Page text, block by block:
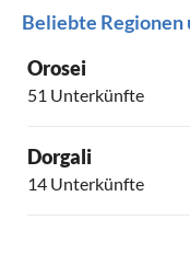
Beliebte Regionen
Orosei
51 Unterkünfte
Dorgali
14 Unterkünfte